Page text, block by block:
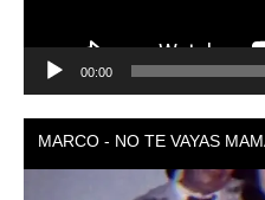
00:00